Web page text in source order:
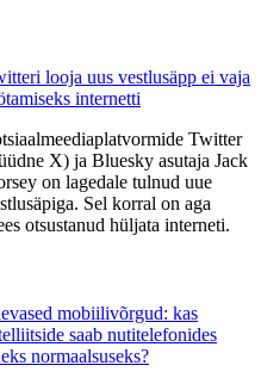
looja uus vestlusäpp ei vaja
internetti
Twitter
X) ja Bluesky asutaja Jack
on lagedale tulnud uue
Sel korral on aga
otsustanud hüljata interneti.
mobiilivõrgud: kas
saab nutitelefonides
normaalsuseks?